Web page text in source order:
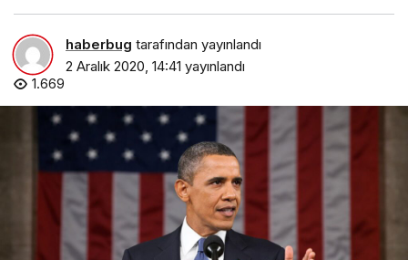
haberbug tarafından yayınlandı
2 Aralık 2020, 14:41 yayınlandı
1.669